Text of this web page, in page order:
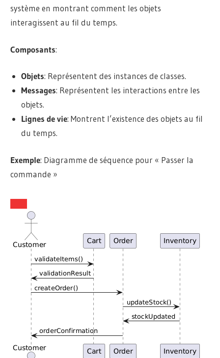
système en montrant comment les objets
interagissent au fil du temps.
Composants:
Objets: Représentent des instances de classes.
Messages: Représentent les interactions entre les
objets.
Lignes de vie: Montrent l’existence des objets au fil
du temps.
Exemple: Diagramme de séquence pour « Passer la
commande »